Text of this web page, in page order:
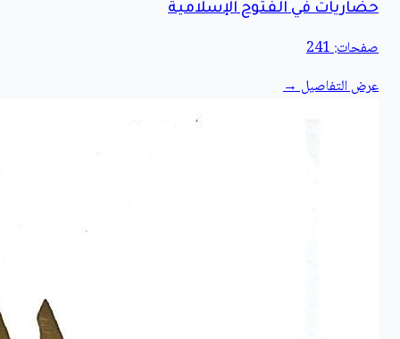
حضاريات في الفتوح الإسلامية
صفحات: 241
عرض التفاصيل →